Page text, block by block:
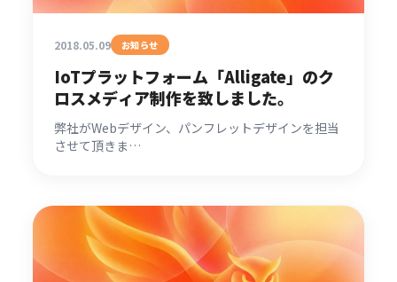
2018.05.09 お知らせ
IoTプラットフォーム「Alligate」のク
ロスメディア制作を致しました。
弊社がWebデザイン、パンフレットデザインを担当
させて頂きま…